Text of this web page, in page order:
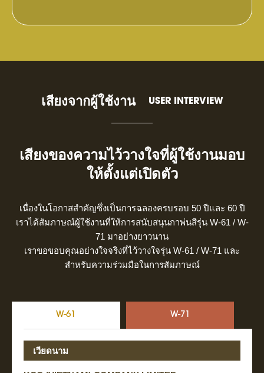
เสียงจากผู้ใช้งาน USER INTERVIEW
เสียงของความไว้วางใจที่ผู้ใช้งานมอบ
ให้ตั้งแต่เปิดตัว
เนื่องในโอกาสสำคัญซึ่งเป็นการฉลองครบรอบ 50 ปีและ 60 ปี
เราได้สัมภาษณ์ผู้ใช้งานที่ให้การสนับสนุนกาพ่นสีรุ่น W-61 / W-
71 มาอย่างยาวนาน
เราขอขอบคุณอย่างใจจริงที่ไว้วางใจรุ่น W-61 / W-71 และ
สำหรับความร่วมมือในการสัมภาษณ์
W-61 W-71
เวียดนาม